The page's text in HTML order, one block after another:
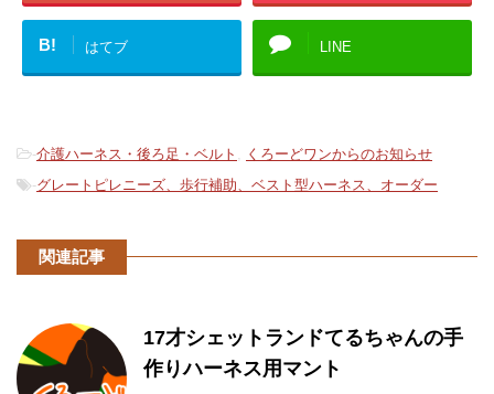
B! はてブ LINE
-介護ハーネス・後ろ足・ベルト , くろーどワンからのお知らせ
-グレートピレニーズ、歩行補助、ベスト型ハーネス、オーダー
関連記事
17才シェットランドてるちゃんの手
作りハーネス用マント